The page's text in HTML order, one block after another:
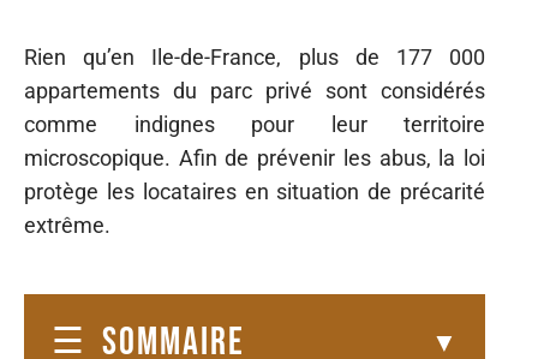
Rien qu’en Ile-de-France, plus de 177 000
appartements du parc privé sont considérés
comme indignes pour leur territoire
microscopique. Afin de prévenir les abus, la loi
protège les locataires en situation de précarité
extrême.
SOMMAIRE